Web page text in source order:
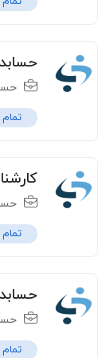
حسابدار
حسابدار